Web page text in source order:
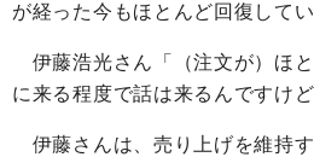
が経った今もほとんど回復してい
伊藤浩光さん「（注文が）ほ
に来る程度で話は来るんですけど
伊藤さんは、売り上げを維持